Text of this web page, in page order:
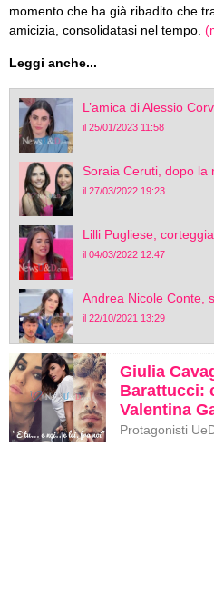
momento che ha già ribadito che
amicizia, consolidatasi nel tempo.
Leggi anche...
L’amica di Alessio
il 25/01/2023 11:58
Soraia Ceruti, dopo la
il 27/03/2022 19:23
Lilli Pugliese,
il 04/03/2022 12:47
Andrea Nicole Conte,
il 22/10/2021 13:29
Giulia
Barattucci:
Valentina
Protagonisti